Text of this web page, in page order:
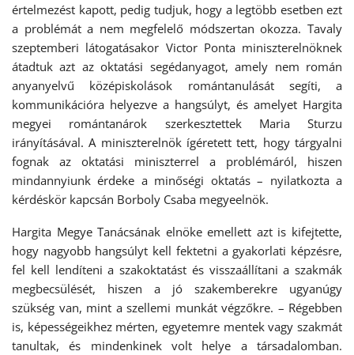
értelmezést kapott, pedig tudjuk, hogy a legtöbb esetben ezt
a problémát a nem megfelelő módszertan okozza. Tavaly
szeptemberi látogatásakor Victor Ponta miniszterelnöknek
átadtuk azt az oktatási segédanyagot, amely nem román
anyanyelvű középiskolások romántanulását segíti, a
kommunikációra helyezve a hangsúlyt, és amelyet Hargita
megyei romántanárok szerkesztettek Maria Sturzu
irányításával. A miniszterelnök ígéretett tett, hogy tárgyalni
fognak az oktatási miniszterrel a problémáról, hiszen
mindannyiunk érdeke a minőségi oktatás – nyilatkozta a
kérdéskör kapcsán Borboly Csaba megyeelnök.
Hargita Megye Tanácsának elnöke emellett azt is kifejtette,
hogy nagyobb hangsúlyt kell fektetni a gyakorlati képzésre,
fel kell lendíteni a szakoktatást és visszaállítani a szakmák
megbecsülését, hiszen a jó szakemberekre ugyanúgy
szükség van, mint a szellemi munkát végzőkre. – Régebben
is, képességeikhez mérten, egyetemre mentek vagy szakmát
tanultak, és mindenkinek volt helye a társadalomban.